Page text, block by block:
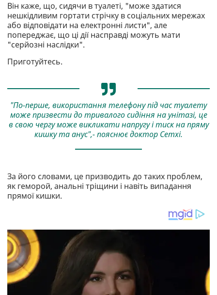
Він каже, що, сидячи в туалеті, "може здатися
нешкідливим гортати стрічку в соціальних мережах
або відповідати на електронні листи", але
попереджає, що ці дії насправді можуть мати
"серйозні наслідки".
Приготуйтесь.
"По-перше, використання телефону під час туалету
може призвести до тривалого сидіння на унітазі, це
в свою чергу може викликати напругу і тиск на пряму
кишку та анус",- пояснює доктор Сетхі.
За його словами, це призводить до таких проблем,
як геморой, анальні тріщини і навіть випадання
прямої кишки.